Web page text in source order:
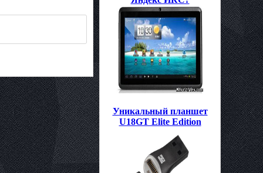
Уникальный планшет
U18GT Elite Edition